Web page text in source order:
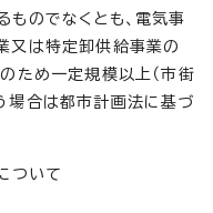
のでなくとも、電気事
又は特定卸供給事業の
ため一定規模以上（市街
場合は都市計画法に基づ
ついて